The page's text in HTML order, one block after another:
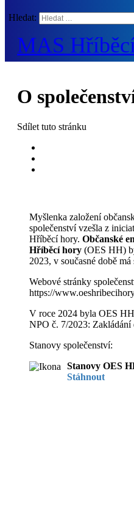
Hledat:
MAS
O
Sdílet tuto stránku
Myšlenka založení
společenství vzešla z
Hříběcí hory. Občanské
Hříběcí hory (OES HH)
2023, v současné době
Webové stránky
https://
V roce 2024 byla OES
NPO č. 7/2023: Zakládání
Stanovy společenství:
Stanovy OES
Stáhnout